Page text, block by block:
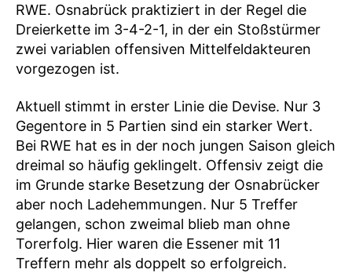
RWE. Osnabrück praktiziert in der Regel die
Dreierkette im 3-4-2-1, in der ein Stoßstürmer
zwei variablen offensiven Mittelfeldakteuren
vorgezogen ist.
Aktuell stimmt in erster Linie die Devise. Nur 3
Gegentore in 5 Partien sind ein starker Wert.
Bei RWE hat es in der noch jungen Saison gleich
dreimal so häufig geklingelt. Offensiv zeigt die
im Grunde starke Besetzung der Osnabrücker
aber noch Ladehemmungen. Nur 5 Treffer
gelangen, schon zweimal blieb man ohne
Torerfolg. Hier waren die Essener mit 11
Treffern mehr als doppelt so erfolgreich.